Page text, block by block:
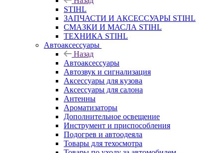
STIHL
ЗАПЧАСТИ И АКСЕССУАРЫ STIHL
СМАЗКИ И МАСЛА STIHL
ТЕХНИКА STIHL
Автоаксессуары
Назад
Автоаксессуары
Автозвук и сигнализация
Аксессуары для кузова
Аксессуары для салона
Антенны
Ароматизаторы
Дополнительное освещение
Инструмент и приспособления
Подогрев и автоодеяла
Товары для техосмотра